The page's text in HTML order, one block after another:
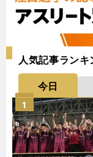
人気記事ランキ
今日
1